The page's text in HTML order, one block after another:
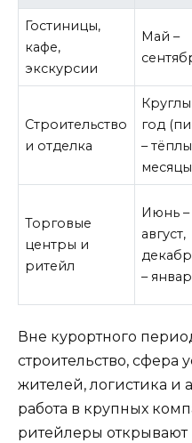
Гостиницы,
кафе,
экскурсии
Май –
Строительство
и отделка
год
–
Торговые
центры и
ритейл
Июнь –
август,
–
Вне курортного
строительство, сфера
жителей, логистика и
работа в крупных
ритейлеры